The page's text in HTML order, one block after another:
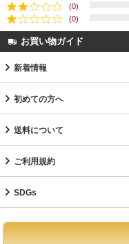
(0)
(0)
お買い物ガイド
新着情報
初めての方へ
送料について
ご利用規約
SDGs